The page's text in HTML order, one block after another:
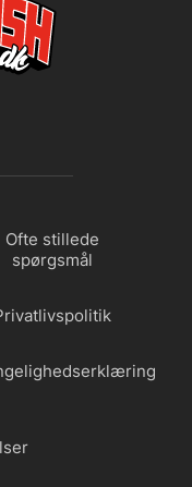
Ofte stillede
spørgsmål